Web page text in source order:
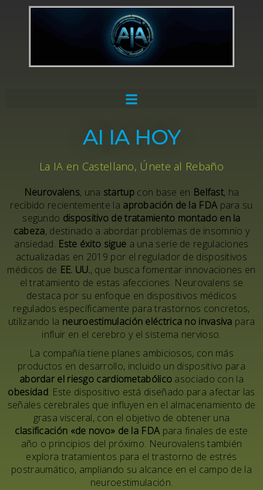
AI IA HOY
La IA en Castellano, Únete al Rebaño
Neurovalens, una startup con base en Belfast, ha
recibido recientemente la aprobación de la FDA para su
segundo dispositivo de tratamiento montado en la
cabeza, destinado a abordar problemas de insomnio y
ansiedad. Este éxito sigue a una serie de regulaciones
actualizadas en 2019 por el regulador de dispositivos
médicos de EE. UU., que busca fomentar innovaciones en
el tratamiento de estas afecciones. Neurovalens se
destaca por su enfoque en dispositivos médicos
regulados específicamente para trastornos concretos,
utilizando la neuroestimulación eléctrica no invasiva para
influir en el cerebro y el sistema nervioso.
La compañía tiene planes ambiciosos, con más
productos en desarrollo, incluido un dispositivo para
abordar el riesgo cardiometabólico asociado con la
obesidad. Este dispositivo está diseñado para afectar las
señales cerebrales que influyen en el almacenamiento de
grasa visceral, con el objetivo de obtener una
clasificación «de novo» de la FDA para finales de este
año o principios del próximo. Neurovalens también
explora tratamientos para el trastorno de estrés
postraumático, ampliando su alcance en el campo de la
neuroestimulación.